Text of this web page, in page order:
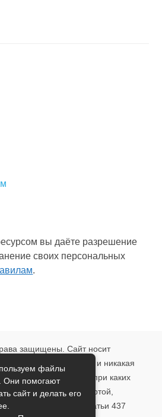
вы даёте разрешение
своих персональных
.
защищены. Сайт носит
характер и никакая
на нём, ни при каких
публичной офертой,
пункта 2 статьи 437
файлы
Они помогают
сайт и делать его